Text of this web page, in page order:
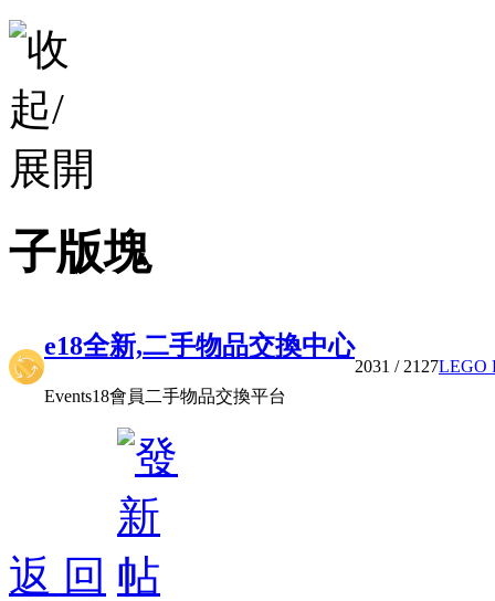
子版塊
e18全新,二手物品交換中心
Events18會員二手物品交換平台
2031 / 2127LEGO
返 回